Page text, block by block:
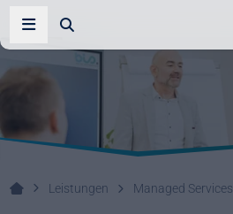
Navigation öffnen
Ihr Systemhaus!
Leistungen Managed Services